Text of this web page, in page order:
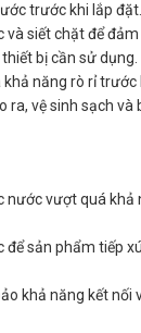
trước khi lắp đặt.
và siết chặt để đảm
bị cần sử dụng.
năng rò rỉ trước
ra, vệ sinh sạch và
nước vượt quá khả
để sản phẩm tiếp
khả năng kết nối